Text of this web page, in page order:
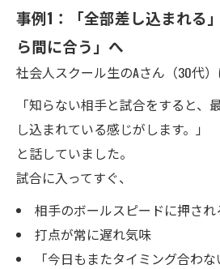
事例1：「全部差し込まれる
ら間に合う」へ
社会人スクール生のAさん（30代）
「知らない相手と試合をすると、
し込まれている感じがします。」
と話していました。
試合に入ってすぐ、
相手のボールスピードに押され
打点が常に遅れ気味
「今日もまたタイミング合わ